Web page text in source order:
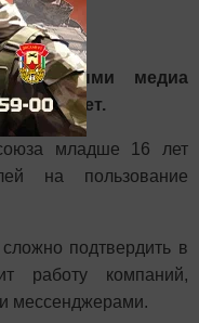
медиа
с 16 лет.
младше 16 лет
на пользование
сложно подтвердить в
работу компаний,
мессенджерами.